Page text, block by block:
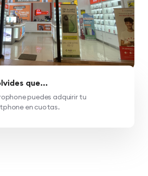
que...
puedes adquirir tu
en cuotas.